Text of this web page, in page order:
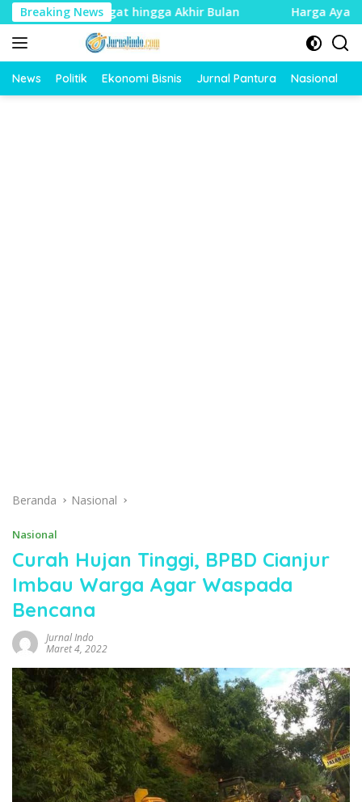
Langsung
ke
konten
Breaking News
Tenggat hingga Akhir Bulan Harga Ayam Dan
News Politik Ekonomi Bisnis Jurnal Pantura Nasional
Beranda Nasional
Nasional
Curah Hujan Tinggi, BPBD Cianjur
Imbau Warga Agar Waspada
Bencana
Jurnal Indo
Maret 4, 2022